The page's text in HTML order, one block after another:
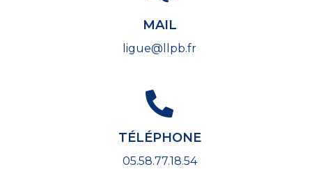
MAIL
ligue@llpb.fr
TÉLÉPHONE
05.58.77.18.54